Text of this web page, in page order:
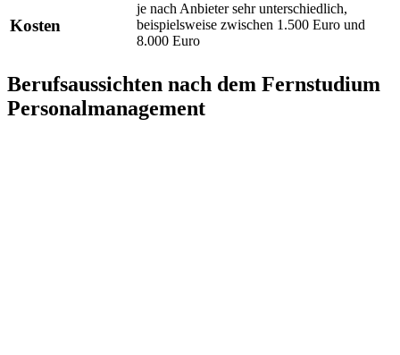
Kosten
je nach Anbieter sehr unterschiedlich,
beispielsweise zwischen 1.500 Euro und
8.000 Euro
Berufsaussichten nach dem Fernstudium
Personalmanagement